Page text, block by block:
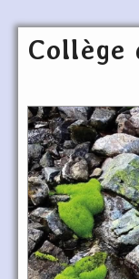
Collège
Articles les